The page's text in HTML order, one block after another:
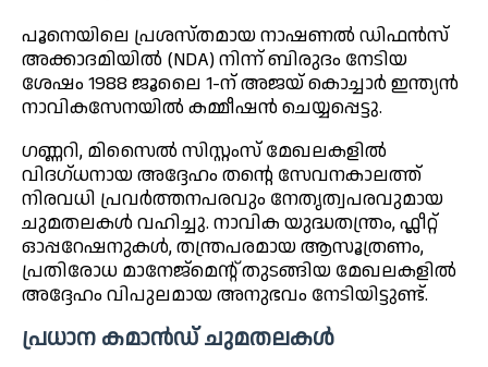
പൂനെയിലെ പ്രശസ്തമായ നാഷണൽ ഡിഫൻസ്
അക്കാദമിയിൽ (NDA) നിന്ന് ബിരുദം നേടിയ
ശേഷം 1988 ജൂലൈ 1-ന് അജയ് കൊച്ചാർ ഇന്ത്യൻ
നാവികസേനയിൽ കമ്മീഷൻ ചെയ്യപ്പെട്ടു.
ഗണ്ണറി, മിസൈൽ സിസ്റ്റംസ് മേഖലകളിൽ
വിദഗ്ധനായ അദ്ദേഹം തന്റെ സേവനകാലത്ത്
നിരവധി പ്രവർത്തനപരവും നേതൃത്വപരവുമായ
ചുമതലകൾ വഹിച്ചു. നാവിക യുദ്ധതന്ത്രം, ഫ്ലീറ്റ്
ഓപ്പറേഷനുകൾ, തന്ത്രപരമായ ആസൂത്രണം,
പ്രതിരോധ മാനേജ്മെന്റ് തുടങ്ങിയ മേഖലകളിൽ
അദ്ദേഹം വിപുലമായ അനുഭവം നേടിയിട്ടുണ്ട്.
പ്രധാന കമാൻഡ് ചുമതലകൾ